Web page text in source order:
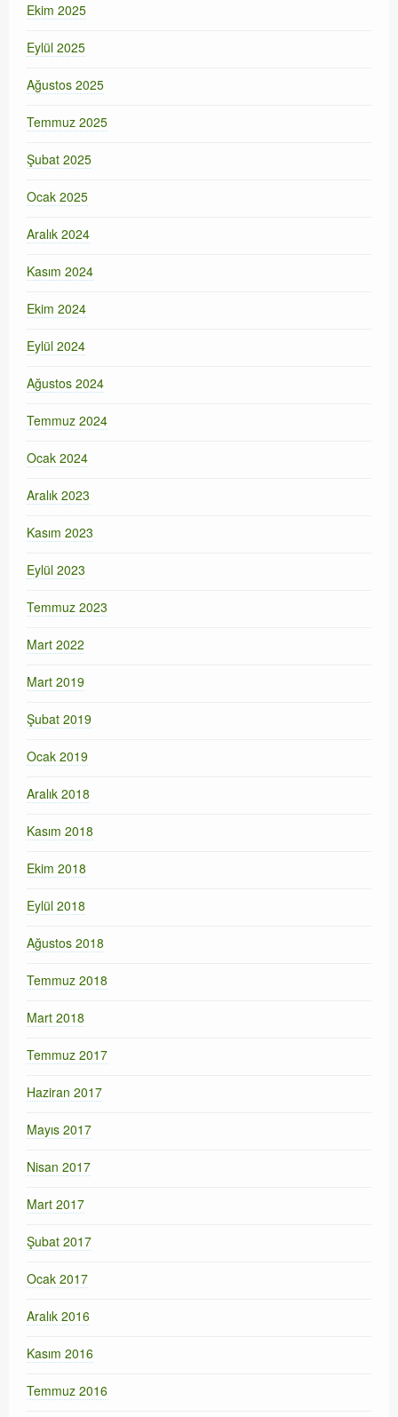
Ekim 2025
Eylül 2025
Ağustos 2025
Temmuz 2025
Şubat 2025
Ocak 2025
Aralık 2024
Kasım 2024
Ekim 2024
Eylül 2024
Ağustos 2024
Temmuz 2024
Ocak 2024
Aralık 2023
Kasım 2023
Eylül 2023
Temmuz 2023
Mart 2022
Mart 2019
Şubat 2019
Ocak 2019
Aralık 2018
Kasım 2018
Ekim 2018
Eylül 2018
Ağustos 2018
Temmuz 2018
Mart 2018
Temmuz 2017
Haziran 2017
Mayıs 2017
Nisan 2017
Mart 2017
Şubat 2017
Ocak 2017
Aralık 2016
Kasım 2016
Temmuz 2016